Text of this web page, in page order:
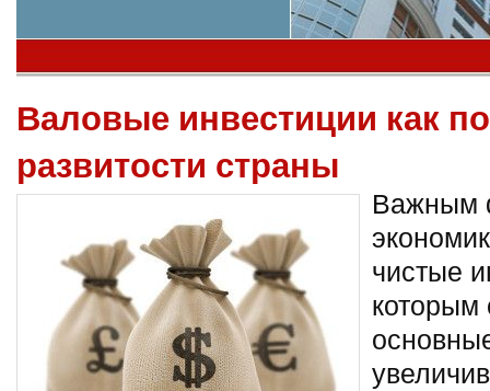
Валовые инвестиции как
развитости страны
Важным
чистые
которым